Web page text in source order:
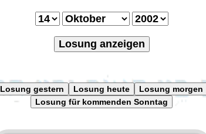
Losung anzeigen
Losung gestern Losung heute
Losung morgen
Losung für kommenden Sonntag